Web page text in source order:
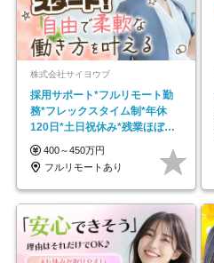
株式会社サイヨウブ
採用サポート*フルリモート勤
務*フレックスタイム制*年休
120日*土日祝休み*残業ほぼな
し*育児中社員8割以上
400～450万円
フルリモートあり